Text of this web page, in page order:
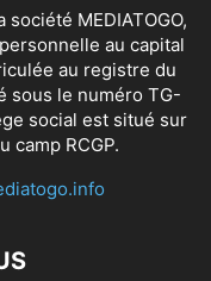
MEDIATOGO,
au capital
au registre du
sous le numéro TG-
social est situé sur
camp RCGP.